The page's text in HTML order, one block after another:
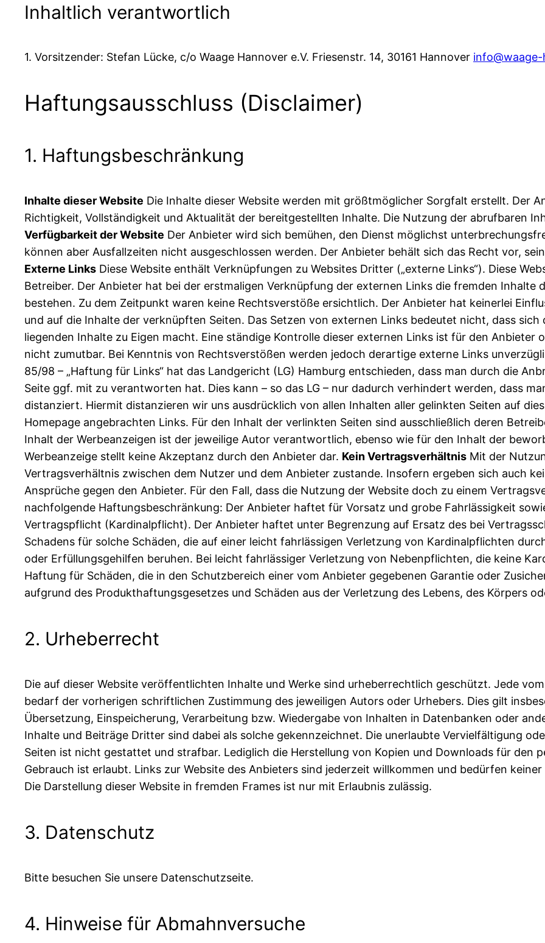
Inhaltlich verantwortlich
1. Vorsitzender: Stefan Lücke, c/o Waage Hannover e.V. Friesenstr. 14, 30161 Hannover
Haftungsausschluss (Disclaimer)
1. Haftungsbeschränkung
Inhalte dieser Website Die Inhalte dieser Website werden mit größtmöglicher Sorgfalt erstellt. Der
Richtigkeit, Vollständigkeit und Aktualität der bereitgestellten Inhalte. Die Nutzung der abrufbaren
Verfügbarkeit der Website Der Anbieter wird sich bemühen, den Dienst möglichst
können aber Ausfallzeiten nicht ausgeschlossen werden. Der Anbieter behält sich das Recht vor,
Externe Links Diese Website enthält Verknüpfungen zu Websites Dritter („externe Links“). Diese
Betreiber. Der Anbieter hat bei der erstmaligen Verknüpfung der externen Links die fremden
bestehen. Zu dem Zeitpunkt waren keine Rechtsverstöße ersichtlich. Der Anbieter hat keinerlei
und auf die Inhalte der verknüpften Seiten. Das Setzen von externen Links bedeutet nicht, dass
liegenden Inhalte zu Eigen macht. Eine ständige Kontrolle dieser externen Links ist für den Anbieter
nicht zumutbar. Bei Kenntnis von Rechtsverstößen werden jedoch derartige externe Links
85/98 – „Haftung für Links“ hat das Landgericht (LG) Hamburg entschieden, dass man durch die
Seite ggf. mit zu verantworten hat. Dies kann – so das LG – nur dadurch verhindert werden, dass
distanziert. Hiermit distanzieren wir uns ausdrücklich von allen Inhalten aller gelinkten Seiten auf
Homepage angebrachten Links. Für den Inhalt der verlinkten Seiten sind ausschließlich deren
Inhalt der Werbeanzeigen ist der jeweilige Autor verantwortlich, ebenso wie für den Inhalt der
Werbeanzeige stellt keine Akzeptanz durch den Anbieter dar. Kein Vertragsverhältnis Mit der
Vertragsverhältnis zwischen dem Nutzer und dem Anbieter zustande. Insofern ergeben sich auch
Ansprüche gegen den Anbieter. Für den Fall, dass die Nutzung der Website doch zu einem
nachfolgende Haftungsbeschränkung: Der Anbieter haftet für Vorsatz und grobe Fahrlässigkeit
Vertragspflicht (Kardinalpflicht). Der Anbieter haftet unter Begrenzung auf Ersatz des bei
Schadens für solche Schäden, die auf einer leicht fahrlässigen Verletzung von Kardinalpflichten
oder Erfüllungsgehilfen beruhen. Bei leicht fahrlässiger Verletzung von Nebenpflichten, die keine
Haftung für Schäden, die in den Schutzbereich einer vom Anbieter gegebenen Garantie oder
aufgrund des Produkthaftungsgesetzes und Schäden aus der Verletzung des Lebens, des Körpers
2. Urheberrecht
Die auf dieser Website veröffentlichten Inhalte und Werke sind urheberrechtlich geschützt. Jede
bedarf der vorherigen schriftlichen Zustimmung des jeweiligen Autors oder Urhebers. Dies gilt
Übersetzung, Einspeicherung, Verarbeitung bzw. Wiedergabe von Inhalten in Datenbanken oder
Inhalte und Beiträge Dritter sind dabei als solche gekennzeichnet. Die unerlaubte Vervielfältigung
Seiten ist nicht gestattet und strafbar. Lediglich die Herstellung von Kopien und Downloads für den
Gebrauch ist erlaubt. Links zur Website des Anbieters sind jederzeit willkommen und bedürfen
Die Darstellung dieser Website in fremden Frames ist nur mit Erlaubnis zulässig.
3. Datenschutz
Bitte besuchen Sie unsere Datenschutzseite.
4. Hinweise für Abmahnversuche